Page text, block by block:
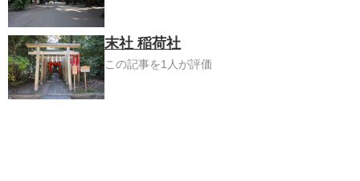
末社 稲荷社
この記事を1人が評価